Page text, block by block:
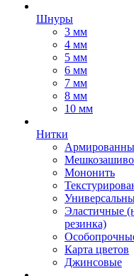
Шнуры
3 мм
4 мм
5 мм
6 мм
7 мм
8 мм
10 мм
Нитки
Мононить
Эластичные
резинка)
Карта цветов
Джинсовые